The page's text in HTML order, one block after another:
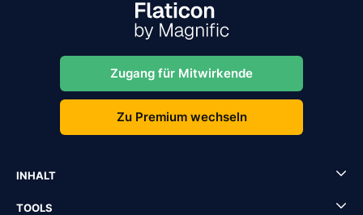
Zugang für Mitwirkende
Zu Premium wechseln
INHALT
TOOLS